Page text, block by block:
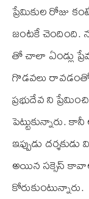
ప్రేమికుల రోజు
జంటకే
తో చాలా ఏండ్లు
గొడవలు
ప్రభుదేవ ని
ఇప్పుడు
అయిన సక్సెస్
కోరుకుంటున్నారు.